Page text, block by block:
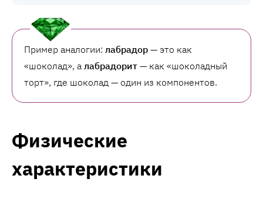
Пример аналогии: лабрадор — это как
«шоколад», а лабрадорит — как «шоколадный
торт», где шоколад — один из компонентов.
Физические
характеристики